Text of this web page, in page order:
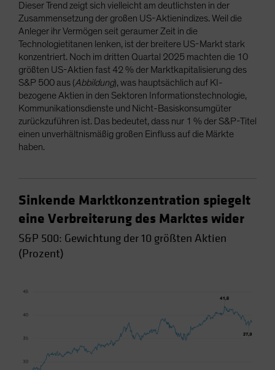
Dieser Trend zeigt sich vielleicht am deutlichsten in der
Zusammensetzung der großen US-Aktienindizes. Weil die
Anleger ihr Vermögen seit geraumer Zeit in die
Technologietitanen lenken, ist der breitere US-Markt stark
konzentriert. Noch im dritten Quartal 2025 machten die 10
größten US-Aktien fast 42 % der Marktkapitalisierung des
S&P 500 aus (Abbildung), was hauptsächlich auf KI-
bezogene Aktien in den Sektoren Informationstechnologie,
Kommunikationsdienste und Nicht-Basiskonsumgüter
zurückzuführen ist. Das bedeutet, dass nur 1 % der S&P-Titel
einen unverhältnismäßig großen Einfluss auf die Märkte
haben.
Sinkende Marktkonzentration spiegelt
eine Verbreiterung des Marktes wider
S&P 500: Gewichtung der 10 größten Aktien
(Prozent)